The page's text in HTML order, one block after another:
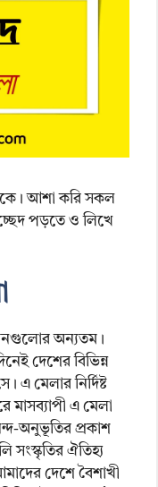
আশা করি সকল
পড়তে ও লিখে
অন্যতম।
দেশের বিভিন্ন
এ মেলার নির্দিষ্ট
এ মেলা
অনুভূতির প্রকাশ
সংস্কৃতির ঐতিহ্য
দেশে বৈশাখী